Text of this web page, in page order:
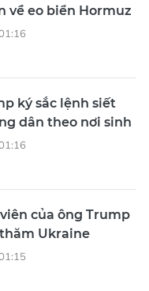
về eo biển Hormuz
ký sắc lệnh siết
dân theo nơi sinh
của ông Trump
Ukraine